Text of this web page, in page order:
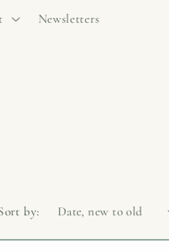
Newsletters
by: